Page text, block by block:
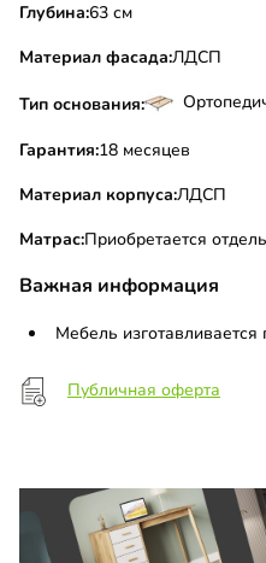
Глубина:63 см
Материал фасада:ЛДСП
Тип основания:
Гарантия:18 месяцев
Материал корпуса:ЛДСП
Матрас:Приобретается
Важная информация
Мебель
Публичная оферта